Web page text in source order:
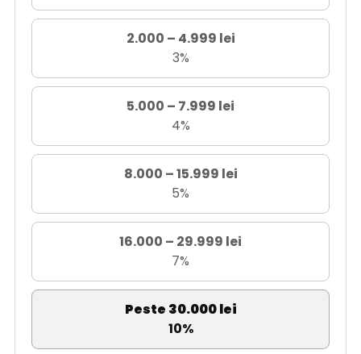
2.000 – 4.999 lei
3%
5.000 – 7.999 lei
4%
8.000 – 15.999 lei
5%
16.000 – 29.999 lei
7%
Peste 30.000 lei
10%